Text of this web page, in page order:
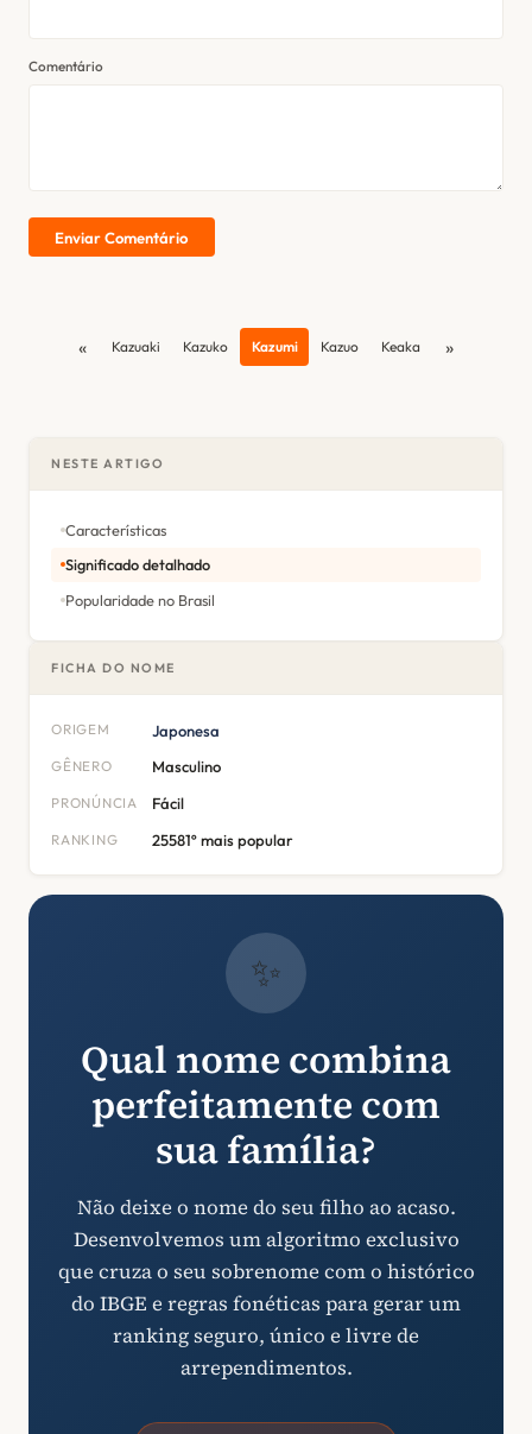
Comentário
Enviar Comentário
« Kazuaki Kazuko Kazumi Kazuo Keaka »
NESTE ARTIGO
Características
Significado detalhado
Popularidade no Brasil
FICHA DO NOME
ORIGEM Japonesa
GÊNERO Masculino
PRONÚNCIA Fácil
RANKING 25581º mais popular
✨
Qual nome combina
perfeitamente com
sua família?
Não deixe o nome do seu filho ao acaso.
Desenvolvemos um algoritmo exclusivo
que cruza o seu sobrenome com o histórico
do IBGE e regras fonéticas para gerar um
ranking seguro, único e livre de
arrependimentos.